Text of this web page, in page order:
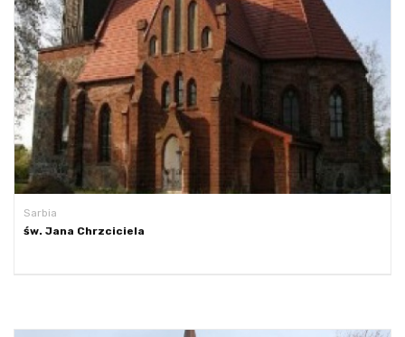
Sarbia
św. Jana Chrzciciela